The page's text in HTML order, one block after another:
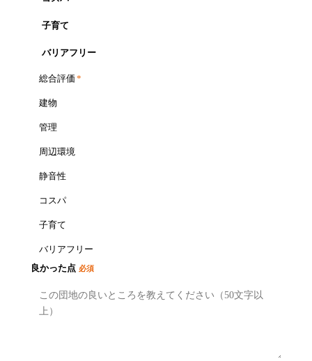
子育て
バリアフリー
総合評価 *
建物
管理
周辺環境
静音性
コスパ
子育て
バリアフリー
良かった点 必須